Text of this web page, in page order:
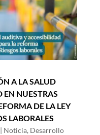
A LA SALUD
NUESTRAS
DE LA LEY
LABORALES
Noticia, Desarrollo